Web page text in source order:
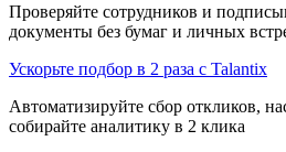
Проверяйте сотрудников и
документы без бумаг и личных
Ускорьте подбор в 2 раза с Talantix
Автоматизируйте сбор откликов,
собирайте аналитику в 2 клика